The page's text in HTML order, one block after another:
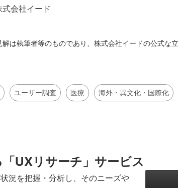
式会社イード
は執筆者等のものであり、株式会社イードの公式な
ユーザー調査 医療 海外・異文化・国際化
「UXリサーチ」サービス
況を把握・分析し、そのニーズや